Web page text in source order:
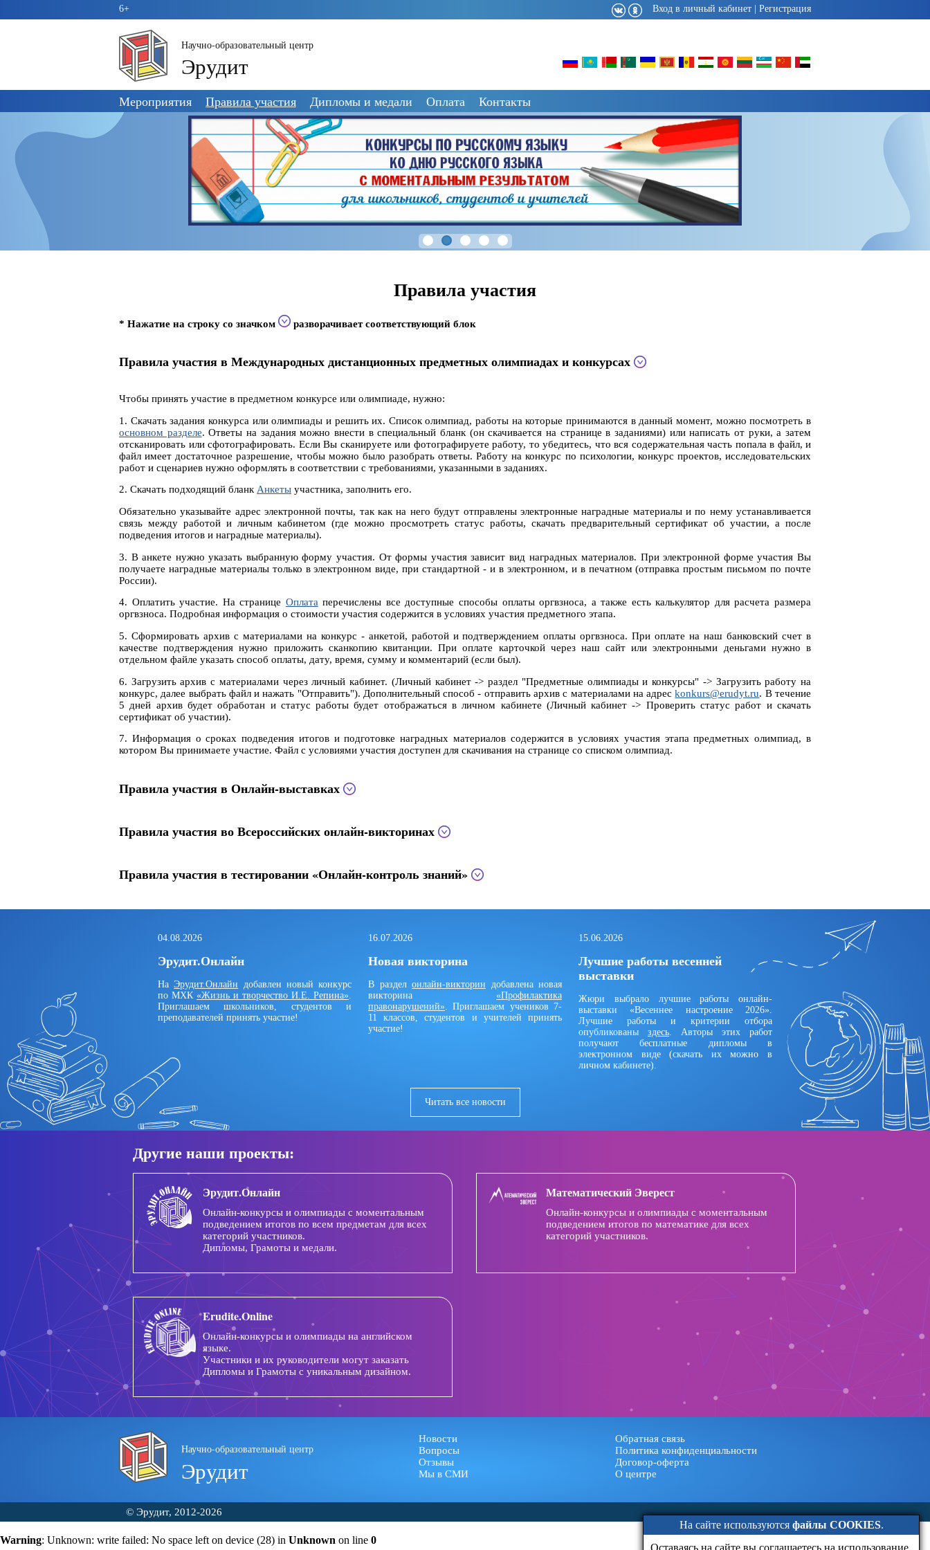
6+ Вход в личный кабинет Регистрация
Научно-образовательный центр
Эрудит
Пропустить
навигацию
Мероприятия Правила участия Дипломы и медали Оплата Контакты
Правила участия
* Нажатие на строку со значком разворачивает соответствующий блок
Правила участия в Международных дистанционных предметных олимпиадах и конкурсах
Чтобы принять участие в предметном конкурсе или олимпиаде, нужно:
1. Скачать задания конкурса или олимпиады и решить их. Список олимпиад, работы на которые принимаются в данный момент, можно посмотреть в
основном разделе. Ответы на задания можно внести в специальный бланк (он скачивается на странице в заданиями) или написать от руки, а затем
отсканировать или сфотографировать. Если Вы сканируете или фотографируете работу, то убедитесь, что вся содержательная часть попала в файл, и
файл имеет достаточное разрешение, чтобы можно было разобрать ответы. Работу на конкурс по психологии, конкурс проектов, исследовательских
работ и сценариев нужно оформлять в соответствии с требованиями, указанными в заданиях.
2. Скачать подходящий бланкАнкеты участника, заполнить его.
Обязательно указывайте адрес электронной почты, так как на него будут отправлены электронные наградные материалы и по нему устанавливается
связь между работой и личным кабинетом (где можно просмотреть статус работы, скачать предварительный сертификат об участии, а после
подведения итогов и наградные материалы).
3. В анкете нужно указать выбранную форму участия. От формы участия зависит вид наградных материалов. При электронной форме участия Вы
получаете наградные материалы только в электронном виде, при стандартной - и в электронном, и в печатном (отправка простым письмом по почте
России).
4. Оплатить участие. На странице Оплатаперечислены все доступные способы оплаты оргвзноса, а также есть калькулятор для расчета размера
оргвзноса. Подробная информация о стоимости участия содержится в условиях участия предметного этапа.
5. Сформировать архив с материалами на конкурс - анкетой, работой и подтверждением оплаты оргвзноса. При оплате на наш банковский счет в
качестве подтверждения нужно приложить сканкопию квитанции. При оплате карточкой через наш сайт или электронными деньгами нужно в
отдельном файле указать способ оплаты, дату, время, сумму и комментарий (если был).
6. Загрузить архив с материалами через личный кабинет. (Личный кабинет -> раздел "Предметные олимпиады и конкурсы" -> Загрузить работу на
конкурс, далее выбрать файл и нажать "Отправить"). Дополнительный способ - отправить архив с материалами на адресkonkurs@erudyt.ru. В течение
5 дней архив будет обработан и статус работы будет отображаться в личном кабинете (Личный кабинет -> Проверить статус работ и скачать
сертификат об участии).
7. Информация о сроках подведения итогов и подготовке наградных материалов содержится в условиях участия этапа предметных олимпиад, в
котором Вы принимаете участие. Файл с условиями участия доступен для скачивания на странице со списком олимпиад.
Правила участия в Онлайн-выставках
Правила участия во Всероссийских онлайн-викторинах
Правила участия в тестировании «Онлайн-контроль знаний»
04.08.2026
Эрудит.Онлайн
НаЭрудит.Онлайн добавлен новый конкурс
по МХК «Жизнь и творчество И.Е. Репина»
Приглашаем школьников, студентов и
преподавателей принять участие!
16.07.2026
Новая викторина
В раздел онлайн-викторин добавлена новая
викторина «Профилактика
правонарушений» . Приглашаем учеников 7-
11 классов, студентов и учителей принять
участие!
15.06.2026
Лучшие работы весенней
выставки
Жюри выбрало лучшие работы онлайн-
выставки «Весеннее настроение 2026».
Лучшие работы и критерии отбора
опубликованы здесь . Авторы этих работ
получают бесплатные дипломы в
электронном виде (скачать их можно в
личном кабинете).
Читать все новости
Другие наши проекты:
Эрудит.Онлайн
Онлайн-конкурсы и олимпиады с моментальным
подведением итогов по всем предметам для всех
категорий участников.
Дипломы, Грамоты и медали.
Математический Эверест
Онлайн-конкурсы и олимпиады с моментальным
подведением итогов по математике для всех
категорий участников.
Erudite.Online
Онлайн-конкурсы и олимпиады на английском
языке.
Участники и их руководители могут заказать
Дипломы и Грамоты с уникальным дизайном.
Научно-образовательный центр
Эрудит
Новости
Вопросы
Отзывы
Мы в СМИ
Обратная связь
Политика конфиденциальности
Договор-оферта
О центре
© Эрудит, 2012-2026
Warning: Unknown: write failed: No space left on device (28) in Unknown on line 0
На сайте используются файлы COOKIES.
Оставаясь на сайте вы соглашаетесь на использование